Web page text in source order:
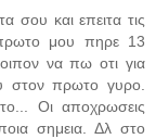
και επειτα τις
μου πηρε 13
να πω οτι για
στον πρωτο γυρο.
Οι αποχρωσεις
σημεια. Δλ στο